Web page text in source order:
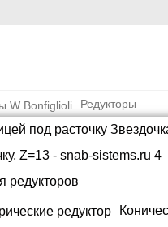
Редукторы
редукторов